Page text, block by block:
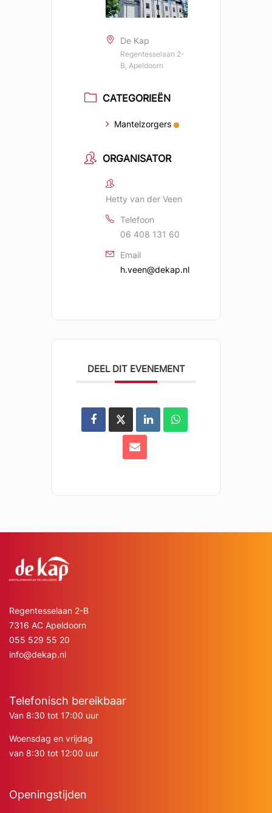
De Kap
Regentesselaan 2-
B, Apeldoorn
CATEGORIEËN
Mantelzorgers
ORGANISATOR
Hetty van der Veen
Telefoon
06 408 131 60
Email
h.veen@dekap.nl
DEEL DIT EVENEMENT
Regentesselaan 2-B
7316 AC Apeldoorn
055 529 55 20
info@dekap.nl
Telefonisch bereikbaar
Van 8:30 tot 17:00 uur
Woensdag en vrijdag
van 8:30 tot 12:00 uur
Openingstijden